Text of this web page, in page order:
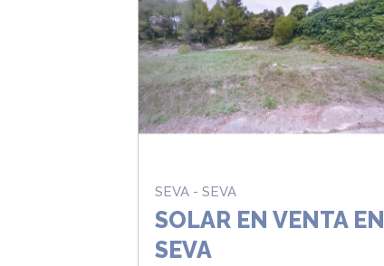
SEVA - SEVA
SOLAR EN VENTA EN
SEVA